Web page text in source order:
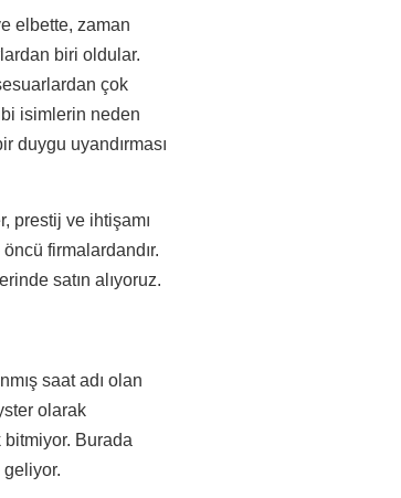
elbette, zaman
biri oldular.
çok
isimlerin neden
duygu uyandırması
prestij ve ihtişamı
firmalardandır.
satın alıyoruz.
saat adı olan
olarak
bitmiyor. Burada